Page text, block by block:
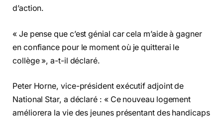
d’action.
« Je pense que c’est génial car cela m’aide à gagner
en confiance pour le moment où je quitterai le
collège », a-t-il déclaré.
Peter Horne, vice-président exécutif adjoint de
National Star, a déclaré : « Ce nouveau logement
améliorera la vie des jeunes présentant des handicaps